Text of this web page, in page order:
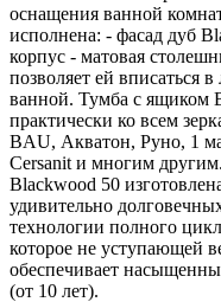
оснащения ванной
исполнена: - фасад дуб
корпус - матовая
позволяет ей вписаться
ванной. Тумба с ящиком
практически ко всем
BAU, Акватон, Руно, 1
Cersanit и многим
Blackwood 50
удивительно
технологии полного
которое не уступающей
обеспечивает
(от 10 лет).